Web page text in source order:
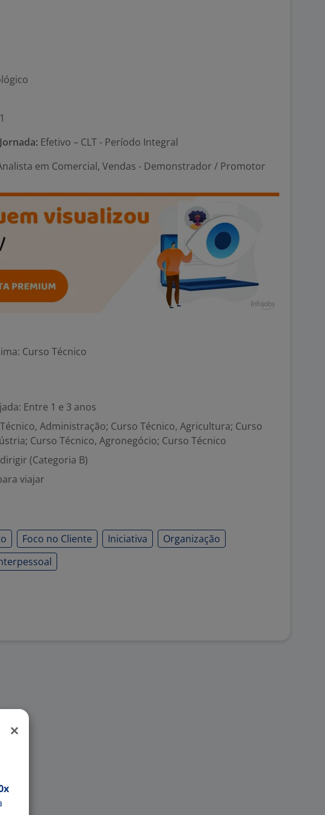
1
Efetivo – CLT - Período Integral
em Comercial, Vendas - Demonstrador / Promotor
Curso Técnico
Entre 1 e 3 anos
Administração; Curso Técnico, Agricultura; Curso
Curso Técnico, Agronegócio; Curso Técnico
(Categoria B)
viajar
Foco no Cliente Iniciativa
Organização